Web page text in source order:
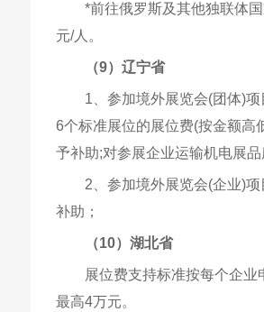
*前往俄罗斯及其他独联体
元/人。
（9）辽宁省
1、参加境外展览会(团体)
6个标准展位的展位费(按金额高
予补助;对参展企业运输机电展
2、参加境外展览会(企业)
补助；
（10）湖北省
展位费支持标准按每个企
最高4万元。